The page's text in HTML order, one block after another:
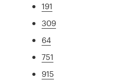
191
309
64
751
915